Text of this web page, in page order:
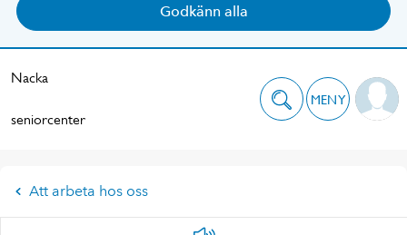
Godkänn alla
Nacka
seniorcenter
MENY
Att arbeta hos oss